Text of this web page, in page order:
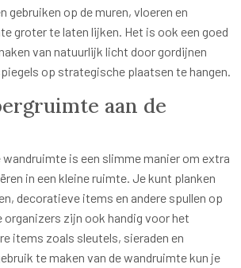
gebruiken op de muren, vloeren en
groter te laten lijken. Het is ook een goed
van natuurlijk licht door gordijnen
op strategische plaatsen te hangen.
aan de
wandruimte is een slimme manier om extra
in een kleine ruimte. Je kunt planken
decoratieve items en andere spullen op
organizers zijn ook handig voor het
items zoals sleutels, sieraden en
te maken van de wandruimte kun je